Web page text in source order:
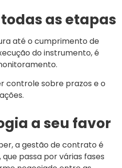
as etapas
até o cumprimento de
do instrumento, é
controle sobre prazos e o
a seu favor
a gestão de contrato é
passa por várias fases